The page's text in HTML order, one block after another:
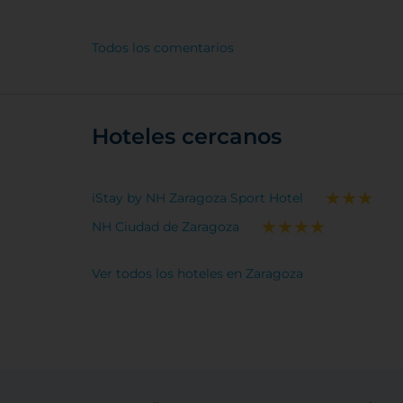
Todos los comentarios
Hoteles cercanos
iStay by NH Zaragoza Sport Hotel
NH Ciudad de Zaragoza
Ver todos los hoteles en Zaragoza